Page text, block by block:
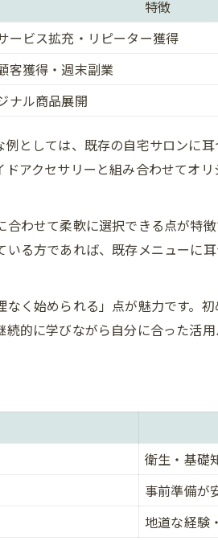
業の自宅サロン向き働き方
ける耳つぼ活用術
ジュエリー活用術パターン比較
ぼジュエリー副業の秘訣
座卒業後の現実的なステップ
業を継続するための工夫
る耳つぼセルフケア提案
る耳つぼジュエリーの新しい働き方
すい耳つぼジュエリー副業パターン
活かした時間の使い方アイデア
ぼジュエリー副業の工夫
仕事中にできるセルフケア方法
ジュエリーのコラボ事例一覧
ュエリーメニューの考案方法
使った新メニュー開発の流れ
が活かせる耳つぼジュエリー副業
ント出展時の工夫と注意点
つぼジュエリー副業の一歩
特徴
ービス拡充・リピーター獲得
客獲得・週末副業
ナル商品展開
としては、既存の自宅サロンに
アクセサリーと組み合わせてオ
わせて柔軟に選択できる点が特
る方であれば、既存メニューに
く始められる」点が魅力です。
的に学びながら自分に合った活用
衛生・基礎
事前準備が
地道な経験